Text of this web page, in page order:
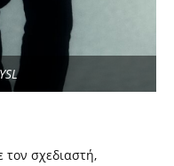
σχεδιαστή,